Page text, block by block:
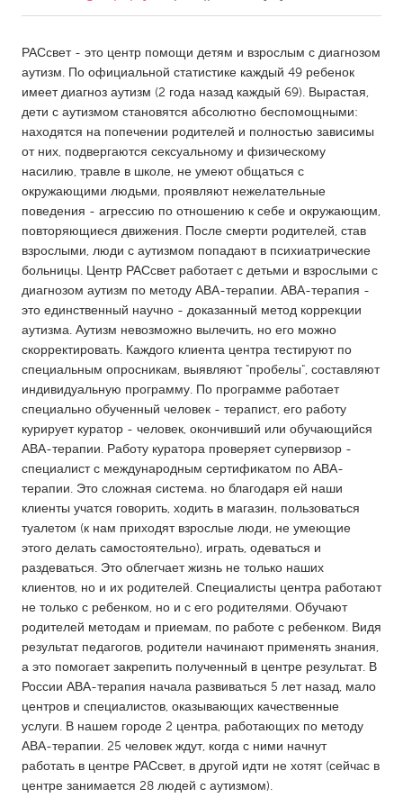
Amherstburg
Kitchener-Waterloo
New Glasgow
Newmarket
Ottawa
South Shore
Toronto
MALAYSIA
Kuala Lumpur
NETHERLANDS
Leiden
Rotterdam
Utrecht
QATAR
Qatar
SINGAPORE
Singapore
UNITED KINGDOM
Glasgow
UNITED STATES
Ann Arbor, MI
Austin, TX
Baltimore, MD
Boston, MA
Burlingame-San Mateo, CA
Cass Clay
Chicago, IL
Cleveland, OH
Detroit, MI
Durham, NC
РАСсвет - это центр помощи детям и взрослым с диагнозом
аутизм. По официальной статистике каждый 49 ребенок
имеет диагноз аутизм (2 года назад каждый 69). Вырастая,
дети с аутизмом становятся абсолютно беспомощными:
находятся на попечении родителей и полностью зависимы
от них, подвергаются сексуальному и физическому
насилию, травле в школе, не умеют общаться с
окружающими людьми, проявляют нежелательные
поведения - агрессию по отношению к себе и окружающим,
повторяющиеся движения. После смерти родителей, став
взрослыми, люди с аутизмом попадают в психиатрические
больницы. Центр РАСсвет работает с детьми и взрослыми с
диагнозом аутизм по методу АВА-терапии. АВА-терапия -
это единственный научно - доказанный метод коррекции
аутизма. Аутизм невозможно вылечить, но его можно
скорректировать. Каждого клиента центра тестируют по
специальным опросникам, выявляют "пробелы", составляют
индивидуальную программу. По программе работает
специально обученный человек - терапист, его работу
курирует куратор - человек, окончивший или обучающийся
АВА-терапии. Работу куратора проверяет супервизор -
специалист с международным сертификатом по АВА-
терапии. Это сложная система. но благодаря ей наши
клиенты учатся говорить, ходить в магазин, пользоваться
туалетом (к нам приходят взрослые люди, не умеющие
этого делать самостоятельно), играть, одеваться и
раздеваться. Это облегчает жизнь не только наших
клиентов, но и их родителей. Специалисты центра работают
не только с ребенком, но и с его родителями. Обучают
родителей методам и приемам, по работе с ребенком. Видя
результат педагогов, родители начинают применять знания,
а это помогает закрепить полученный в центре результат. В
России АВА-терапия начала развиваться 5 лет назад, мало
центров и специалистов, оказывающих качественные
услуги. В нашем городе 2 центра, работающих по методу
АВА-терапии. 25 человек ждут, когда с ними начнут
работать в центре РАСсвет, в другой идти не хотят (сейчас в
центре занимается 28 людей с аутизмом).